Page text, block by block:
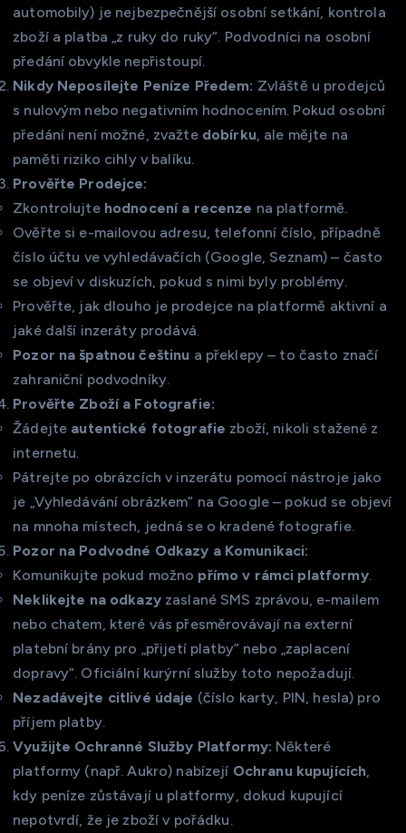
automobily) je nejbezpečnější osobní setkání, kontrola
zboží a platba „z ruky do ruky“. Podvodníci na osobní
předání obvykle nepřistoupí.
Nikdy Neposílejte Peníze Předem: Zvláště u prodejců
s nulovým nebo negativním hodnocením. Pokud osobní
předání není možné, zvažte dobírku, ale mějte na
paměti riziko cihly v balíku.
Prověřte Prodejce:
Zkontrolujte hodnocení a recenze na platformě.
Ověřte si e-mailovou adresu, telefonní číslo, případně
číslo účtu ve vyhledávačích (Google, Seznam) – často
se objeví v diskuzích, pokud s nimi byly problémy.
Prověřte, jak dlouho je prodejce na platformě aktivní a
jaké další inzeráty prodává.
Pozor na špatnou češtinu a překlepy – to často značí
zahraniční podvodníky.
Prověřte Zboží a Fotografie:
Žádejte autentické fotografie zboží, nikoli stažené z
internetu.
Pátrejte po obrázcích v inzerátu pomocí nástroje jako
je „Vyhledávání obrázkem“ na Google – pokud se objeví
na mnoha místech, jedná se o kradené fotografie.
Pozor na Podvodné Odkazy a Komunikaci:
Komunikujte pokud možno přímo v rámci platformy.
Neklikejte na odkazyzaslané SMS zprávou, e-mailem
nebo chatem, které vás přesměrovávají na externí
platební brány pro „přijetí platby“ nebo „zaplacení
dopravy“. Oficiální kurýrní služby toto nepožadují.
Nezadávejte citlivé údaje (číslo karty, PIN, hesla) pro
příjem platby.
Využijte Ochranné Služby Platformy: Některé
platformy (např. Aukro) nabízejí Ochranu kupujících,
kdy peníze zůstávají u platformy, dokud kupující
nepotvrdí, že je zboží v pořádku.